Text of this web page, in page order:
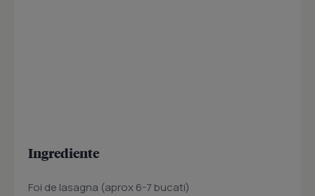
Ingrediente
Foi de lasagna (aprox 6-7 bucati)